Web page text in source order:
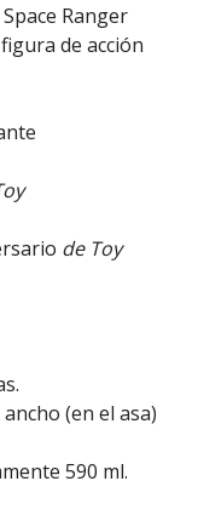
Ranger
de acción
de Toy
(en el asa)
590 ml.